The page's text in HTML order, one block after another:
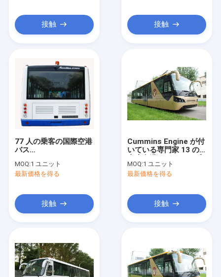
接触 接触
77 人の乗客の国際空港
バス
MOQ:1 ユニット
最新価格を得る
接触
Cummins Engine が付
いている専門家 13 の
ロン バス
MOQ:1 ユニット
最新価格を得る
接触